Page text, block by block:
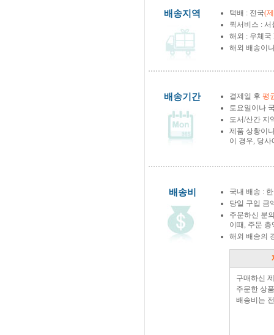
배송지역 택배 : 전국(
퀵서비스 :
해외 : 우체국
해외 배송이
배송기간 결제일 후 평
토요일이나
도서/산간 지
제품 상황이
이 경우, 당
배송비
국내 배송 :
당일 구입 금
주문하신 분
이때, 주문
해외 배송의
구매하신
주문한 상
배송비는